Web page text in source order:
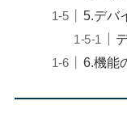
5.デバ
6.機能